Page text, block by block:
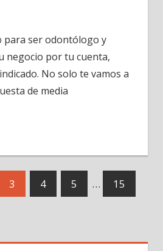
para ser odontólogo y
negocio por tu cuenta,
No solo te vamos a
de media
3 4 5 …
15